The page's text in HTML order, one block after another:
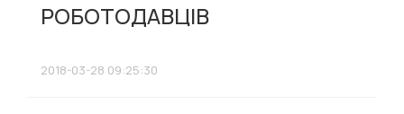
РОБОТОДАВЦІВ
2018-03-28 09:25:30